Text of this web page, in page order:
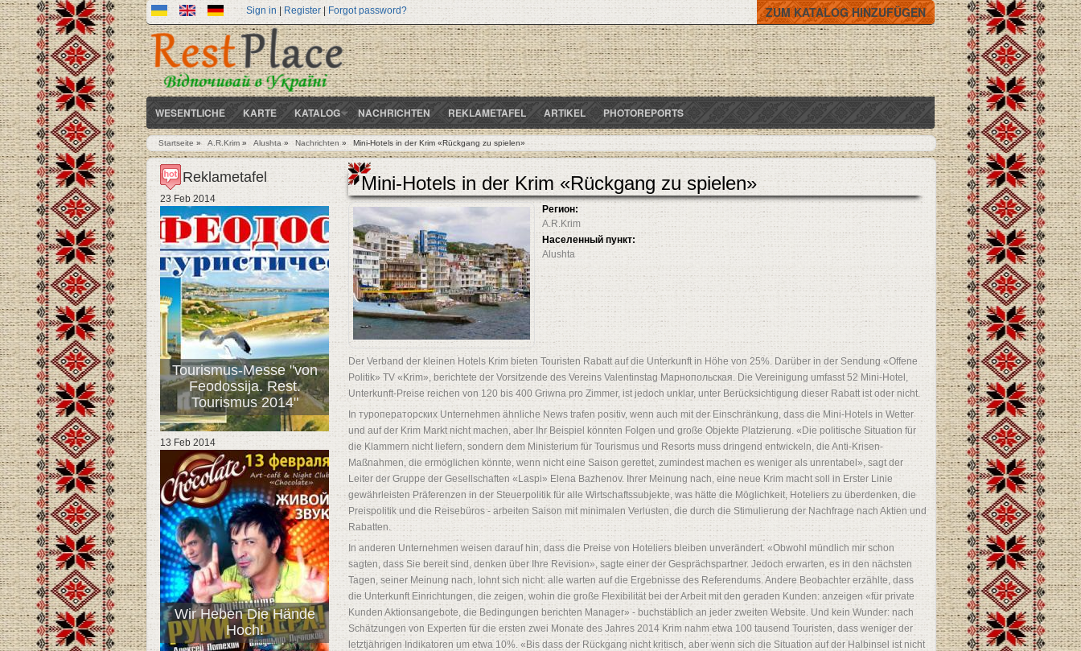
Sign in | Register| Forgot password? ZUM KATALOG HINZUFÜGEN
WESENTLICHE KARTE KATALOG NACHRICHTEN REKLAMETAFEL ARTIKEL PHOTOREPORTS
Sie sind hier
Startseite » A.R.Krim » Alushta» Nachrichten» Mini-Hotels in der Krim «Rückgang zu spielen»
Mini-Hotels in der Krim «Rückgang zu spielen»
Регион:
A.R.Krim
Населенный пункт:
Alushta
Der Verband der kleinen Hotels Krim bieten Touristen Rabatt auf die Unterkunft in Höhe von 25%. Darüber in der Sendung «Offene
Politik» TV «Krim», berichtete der Vorsitzende des Vereins Valentinstag Марнопольская. Die Vereinigung umfasst 52 Mini-Hotel,
Unterkunft-Preise reichen von 120 bis 400 Griwna pro Zimmer, ist jedoch unklar, unter Berücksichtigung dieser Rabatt ist oder nicht.
In туроператорских Unternehmen ähnliche News trafen positiv, wenn auch mit der Einschränkung, dass die Mini-Hotels in Wetter
und auf der Krim Markt nicht machen, aber Ihr Beispiel könnten Folgen und große Objekte Platzierung. «Die politische Situation für
die Klammern nicht liefern, sondern dem Ministerium für Tourismus und Resorts muss dringend entwickeln, die Anti-Krisen-
Maßnahmen, die ermöglichen könnte, wenn nicht eine Saison gerettet, zumindest machen es weniger als unrentabel», sagt der
Leiter der Gruppe der Gesellschaften «Laspi» Elena Bazhenov. Ihrer Meinung nach, eine neue Krim macht soll in Erster Linie
gewährleisten Präferenzen in der Steuerpolitik für alle Wirtschaftssubjekte, was hätte die Möglichkeit, Hoteliers zu überdenken, die
Preispolitik und die Reisebüros - arbeiten Saison mit minimalen Verlusten, die durch die Stimulierung der Nachfrage nach Aktien und
Rabatten.
In anderen Unternehmen weisen darauf hin, dass die Preise von Hoteliers bleiben unverändert. «Obwohl mündlich mir schon
sagten, dass Sie bereit sind, denken über Ihre Revision», sagte einer der Gesprächspartner. Jedoch erwarten, es in den nächsten
Tagen, seiner Meinung nach, lohnt sich nicht: alle warten auf die Ergebnisse des Referendums. Andere Beobachter erzählte, dass
die Unterkunft Einrichtungen, die zeigen, wohin die große Flexibilität bei der Arbeit mit den geraden Kunden: anzeigen «für private
Kunden Aktionsangebote, die Bedingungen berichten Manager» - buchstäblich an jeder zweiten Website. Und kein Wunder: nach
Schätzungen von Experten für die ersten zwei Monate des Jahres 2014 Krim nahm etwa 100 tausend Touristen, dass weniger der
letztjährigen Indikatoren um etwa 10%. «Bis dass der Rückgang nicht kritisch, aber wenn sich die Situation auf der Halbinsel ist nicht
Reklametafel
23 Feb 2014
Tourismus-Messe "von
Feodossija. Rest.
Tourismus 2014"
13 Feb 2014
Wir Heben Die Hände
Hoch!